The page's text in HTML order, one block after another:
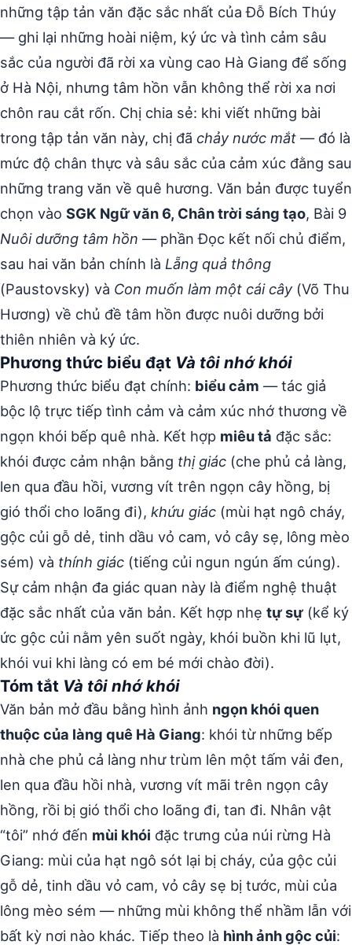
những tập tản văn đặc sắc nhất của Đỗ Bích Thúy
— ghi lại những hoài niệm, ký ức và tình cảm sâu
sắc của người đã rời xa vùng cao Hà Giang để sống
ở Hà Nội, nhưng tâm hồn vẫn không thể rời xa nơi
chôn rau cắt rốn. Chị chia sẻ: khi viết những bài
trong tập tản văn này, chị đã chảy nước mắt — đó là
mức độ chân thực và sâu sắc của cảm xúc đằng sau
những trang văn về quê hương. Văn bản được tuyển
chọn vào SGK Ngữ văn 6, Chân trời sáng tạo, Bài 9
Nuôi dưỡng tâm hồn — phần Đọc kết nối chủ điểm,
sau hai văn bản chính là Lẵng quả thông
(Paustovsky) và Con muốn làm một cái cây(Võ Thu
Hương) về chủ đề tâm hồn được nuôi dưỡng bởi
thiên nhiên và ký ức.
Phương thức biểu đạt Và tôi nhớ khói
Phương thức biểu đạt chính: biểu cảm — tác giả
bộc lộ trực tiếp tình cảm và cảm xúc nhớ thương về
ngọn khói bếp quê nhà. Kết hợp miêu tả đặc sắc:
khói được cảm nhận bằng thị giác (che phủ cả làng,
len qua đầu hồi, vương vít trên ngọn cây hồng, bị
gió thổi cho loãng đi), khứu giác (mùi hạt ngô cháy,
gộc củi gỗ dẻ, tinh dầu vỏ cam, vỏ cây sẹ, lông mèo
sém) và thính giác (tiếng củi ngun ngún ấm cúng).
Sự cảm nhận đa giác quan này là điểm nghệ thuật
đặc sắc nhất của văn bản. Kết hợp nhẹ tự sự (kể ký
ức gộc củi nằm yên suốt ngày, khói buồn khi lũ lụt,
khói vui khi làng có em bé mới chào đời).
Tóm tắt Và tôi nhớ khói
Văn bản mở đầu bằng hình ảnh ngọn khói quen
thuộc của làng quê Hà Giang: khói từ những bếp
nhà che phủ cả làng như trùm lên một tấm vải đen,
len qua đầu hồi nhà, vương vít mãi trên ngọn cây
hồng, rồi bị gió thổi cho loãng đi, tan đi. Nhân vật
“tôi” nhớ đến mùi khói đặc trưng của núi rừng Hà
Giang: mùi của hạt ngô sót lại bị cháy, của gộc củi
gỗ dẻ, tinh dầu vỏ cam, vỏ cây sẹ bị tước, mùi của
lông mèo sém — những mùi không thể nhầm lẫn với
bất kỳ nơi nào khác. Tiếp theo là hình ảnh gộc củi: